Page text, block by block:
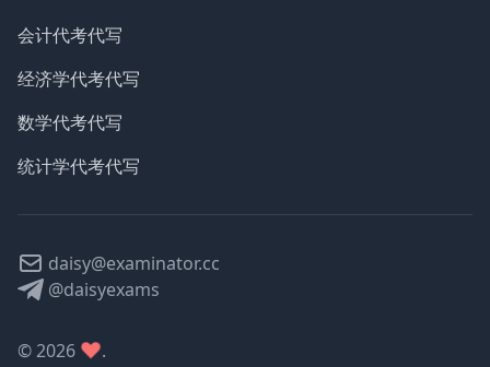
会计代考代写
经济学代考代写
数学代考代写
统计学代考代写
daisy@examinator.cc
@daisyexams
©2026 .